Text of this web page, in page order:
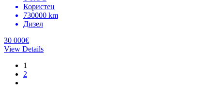
Користен
730000 km
Дизел
30 000€
View Details
1
2